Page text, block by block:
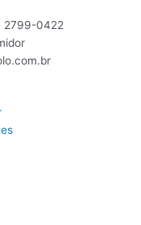
2799-0422